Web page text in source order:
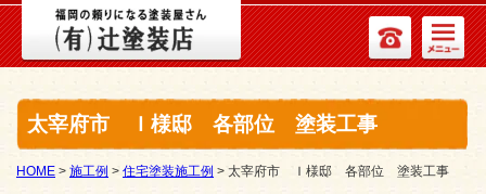
太宰府市 Ｉ様邸 各部位 塗装工事
HOME > 施工例 > 住宅塗装施工例 > 太宰府市 Ｉ様邸 各部位 塗装工事